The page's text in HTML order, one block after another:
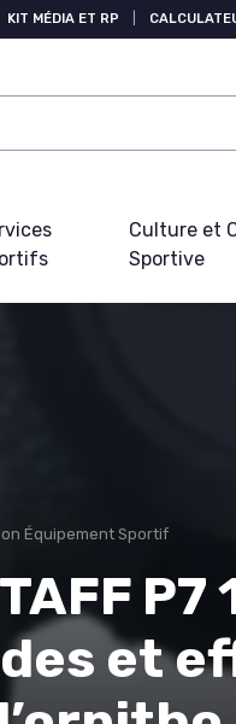
KIT MÉDIA ET RP
Culture et
Sportive
Équipement Sportif
P7
et